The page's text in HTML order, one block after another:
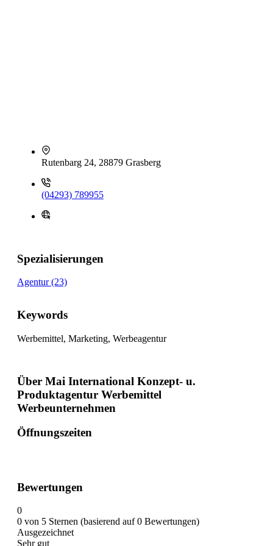
Rutenbarg 24, 28879 Grasberg
(04293) 789955
Spezialisierungen
Agentur (23)
Keywords
Werbemittel, Marketing, Werbeagentur
Über Mai International Konzept- u.
Produktagentur Werbemittel
Werbeunternehmen
Öffnungszeiten
Bewertungen
0
0 von 5 Sternen (basierend auf 0 Bewertungen)
Ausgezeichnet
Sehr gut